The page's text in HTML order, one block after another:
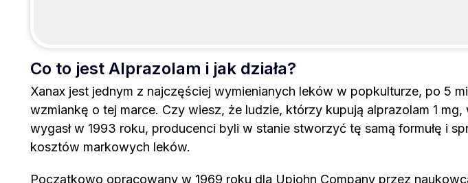
Co to jest Alprazolam i jak działa?
Xanax jest jednym z najczęściej wymienianych leków w popkulturze, po 5
wzmiankę o tej marce. Czy wiesz, że ludzie, którzy kupują alprazolam 1
wygasł w 1993 roku, producenci byli w stanie stworzyć tę samą formułę i
kosztów markowych leków.
Początkowo opracowany w 1969 roku dla Upjohn Company przez